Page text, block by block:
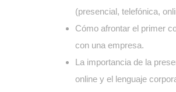
(presencial, telefónica,
Cómo afrontar el primer
con una empresa.
La importancia de la
online y el lenguaje